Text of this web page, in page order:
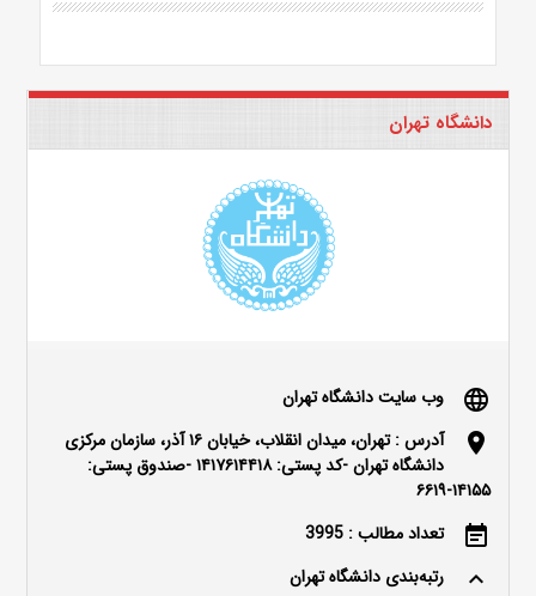
دانشگاه تهران
language وب سایت دانشگاه تهران
location_on
آدرس : تهران، میدان انقلاب، خیابان ۱۶ آذر، سازمان مرکزی
دانشگاه تهران -کد پستی: ۱۴۱۷۶۱۴۴۱۸ -صندوق پستی:
۱۴۱۵۵-۶۶۱۹
event_note تعداد مطالب : 3995
keyboard_arrow_up رتبه‌بندی دانشگاه تهران